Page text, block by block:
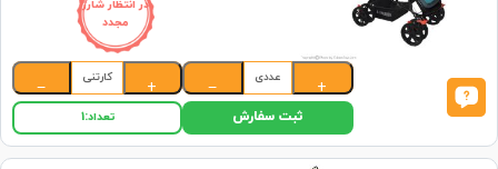
در انتظار شارژ
مجدد
+
عددی
−
+
کارتنی
−
ثبت سفارش تعداد:1